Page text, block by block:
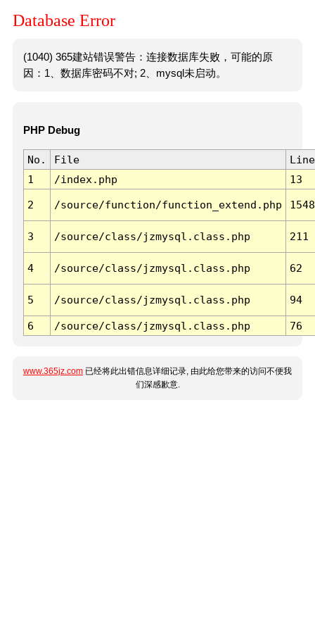
Database Error
(1040) 365建站错误警告：连接数据库失败，可能的原
因：1、数据库密码不对; 2、mysql未启动。
PHP Debug
No. File
Line
1
/index.php 13
2 /source/function/function_extend.php 1548
3 /source/class/jzmysql.class.php 211
4 /source/class/jzmysql.class.php 62
5 /source/class/jzmysql.class.php 94
6 /source/class/jzmysql.class.php 76
www.365jz.com 已经将此出错信息详细记录, 由此给您带来的访问不便我
们深感歉意.